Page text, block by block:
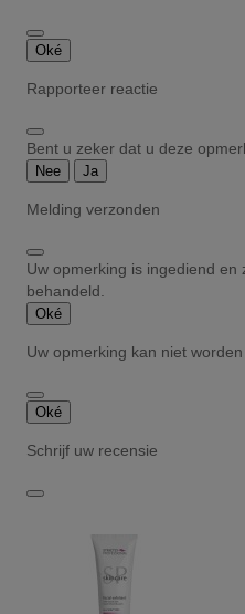
Oké
Rapporteer reactie
Bent u zeker dat u deze
Nee Ja
Melding verzonden
Uw opmerking is ingediend
behandeld.
Oké
Uw opmerking kan niet
Oké
Schrijf uw recensie